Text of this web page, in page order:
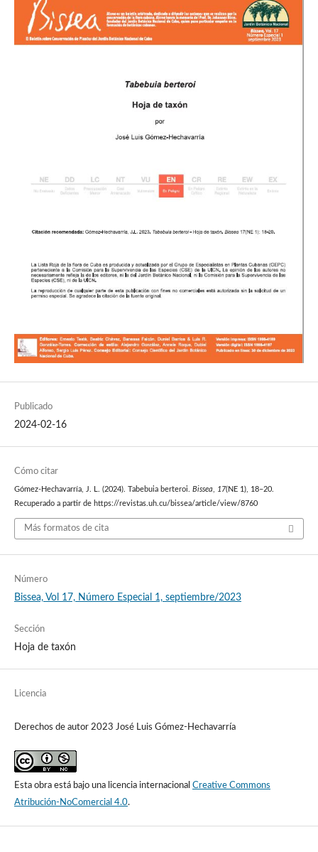
Publicado
2024-02-16
Cómo citar
Gómez-Hechavarría, J. L. (2024). Tabebuia berteroi. Bissea 17(NE 1), 18–20.
Recuperado a partir de https://revistas.uh.cu/bissea/article/view/8760
Más formatos de cita
Número
Bissea, Vol 17, Número Especial 1, septiembre/2023
Sección
Hoja de taxón
Licencia
Derechos de autor 2023 José Luis Gómez-Hechavarría
Esta obra está bajo una licencia internacional Creative Commons
Atribución-NoComercial 4.0.